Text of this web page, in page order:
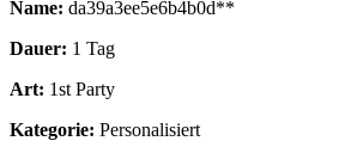
Name: da39a3ee5e6b4b0d**
Dauer: 1 Tag
Art: 1st Party
Kategorie: Personalisiert